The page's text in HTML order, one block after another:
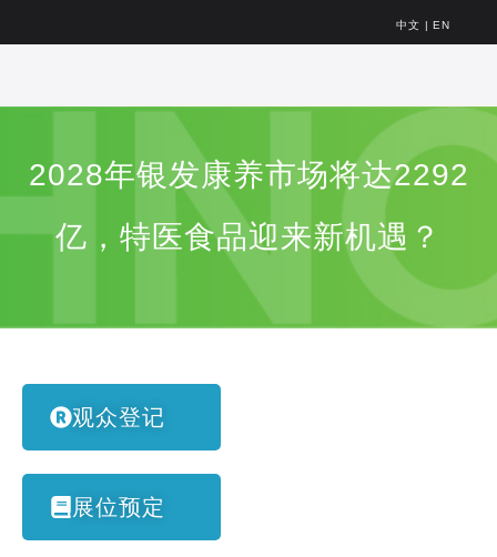
中文 | EN
2028年银发康养市场将达2292
亿，特医食品迎来新机遇？
观众登记
展位预定